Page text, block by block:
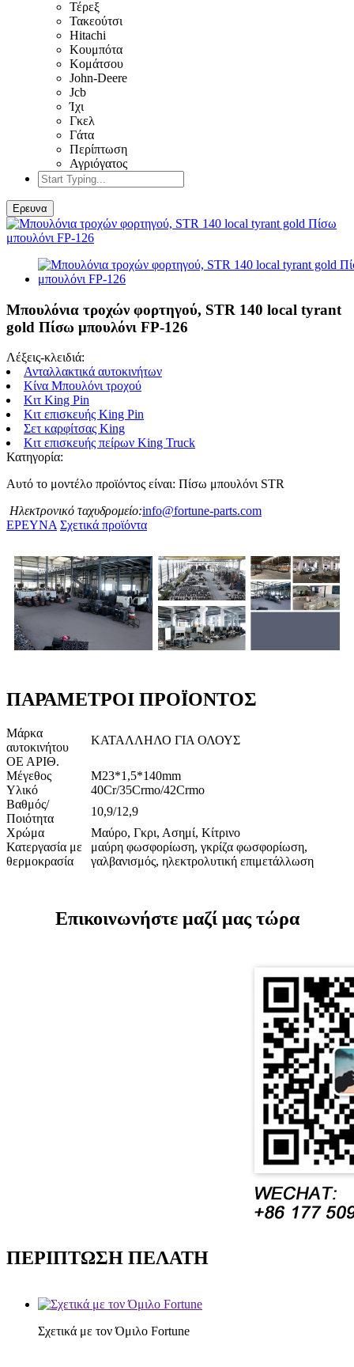
Τέρεξ
Τακεούτσι
Hitachi
Κουμπότα
Κομάτσου
John-Deere
Jcb
Ίχι
Γκελ
Γάτα
Περίπτωση
Αγριόγατος
Ερευνα
Μπουλόνια τροχών φορτηγού, STR 140 local tyrant
gold Πίσω μπουλόνι FP-126
Λέξεις-κλειδιά:
Ανταλλακτικά αυτοκινήτων
Κίνα Μπουλόνι τροχού
Κιτ King Pin
Κιτ επισκευής King Pin
Σετ καρφίτσας King
Κιτ επισκευής πείρων King Truck
Κατηγορία:
Αυτό το μοντέλο προϊόντος είναι: Πίσω μπουλόνι STR
Ηλεκτρονικό ταχυδρομείο:info@fortune-parts.com
ΕΡΕΥΝΑ Σχετικά προϊόντα
ΠΑΡΑΜΕΤΡΟΙ ΠΡΟΪΟΝΤΟΣ
Μάρκα
αυτοκινήτου
ΚΑΤΑΛΛΗΛΟ ΓΙΑ ΟΛΟΥΣ
ΟΕ ΑΡΙΘ.
Μέγεθος
M23*1,5*140mm
Υλικό
40Cr/35Crmo/42Crmo
Βαθμός/
Ποιότητα
10,9/12,9
Χρώμα
Μαύρο, Γκρι, Ασημί, Κίτρινο
Κατεργασία με
θερμοκρασία
μαύρη φωσφορίωση, γκρίζα φωσφορίωση,
γαλβανισμός, ηλεκτρολυτική επιμετάλλωση
Επικοινωνήστε μαζί μας τώρα
ΠΕΡΙΠΤΩΣΗ ΠΕΛΑΤΗ
Σχετικά με τον Όμιλο Fortune